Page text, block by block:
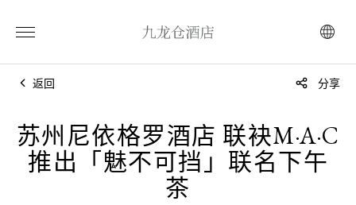
返回 分享
苏州尼依格罗酒店 联袂M·A·C
推出「魅不可挡」联名下午
茶